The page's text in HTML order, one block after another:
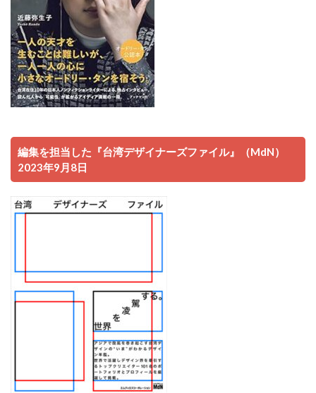
編集を担当した『台湾デザイナーズファイル』（MdN）
2023年9月8日